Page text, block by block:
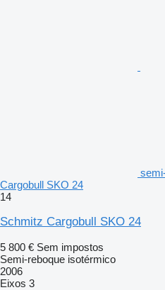
Cargobull SKO 24
14
Schmitz Cargobull SKO 24
5 800 € Sem impostos
Semi-reboque isotérmico
2006
Eixos 3